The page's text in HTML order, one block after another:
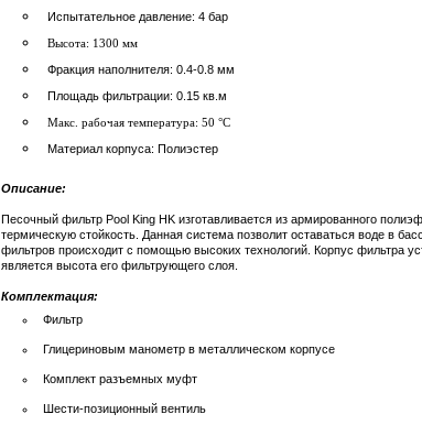
Испытательное давление: 4 бар
Высота: 1300 мм
Фракция наполнителя: 0.4-0.8 мм
Площадь фильтрации: 0.15 кв.м
Макс. рабочая температура: 50 °C
Материал корпуса: Полиэстер
Описание:
Песочный фильтр Pool King HK изготавливается из армированного
термическую стойкость. Данная система позволит оставаться воде в
фильтров происходит с помощью высоких технологий. Корпус фильтра
является высота его фильтрующего слоя.
Комплектация:
Фильтр
Глицериновым манометр в металлическом корпусе
Комплект разъемных муфт
Шести-позиционный вентиль